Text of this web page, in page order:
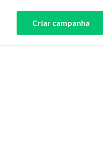
Criar campanha